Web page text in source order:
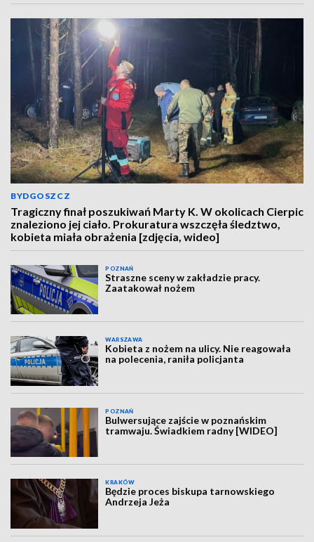
BYDGOSZCZ
Tragiczny finał poszukiwań Marty K. W okolicach Cierpic
znaleziono jej ciało. Prokuratura wszczęła śledztwo,
kobieta miała obrażenia [zdjęcia, wideo]
POZNAŃ
Straszne sceny w zakładzie pracy.
Zaatakował nożem
WARSZAWA
Kobieta z nożem na ulicy. Nie reagowała
na polecenia, raniła policjanta
POZNAŃ
Bulwersujące zajście w poznańskim
tramwaju. Świadkiem radny [WIDEO]
KRAKÓW
Będzie proces biskupa tarnowskiego
Andrzeja Jeża